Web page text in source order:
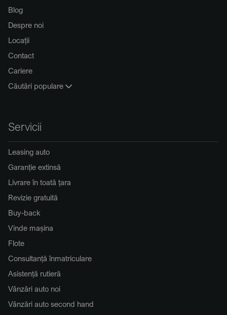
Blog
Despre noi
Locații
Contact
Cariere
Căutări populare
Servicii
Leasing auto
Garanție extinsă
Livrare în toată țara
Revizie gratuită
Buy-back
Vinde mașina
Flote
Consultanță înmatriculare
Asistență rutieră
Vânzări auto noi
Vânzări auto second hand